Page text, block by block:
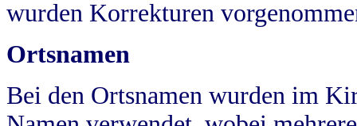
wurden Korrekturen
Ortsnamen
Bei den Ortsnamen wurden im